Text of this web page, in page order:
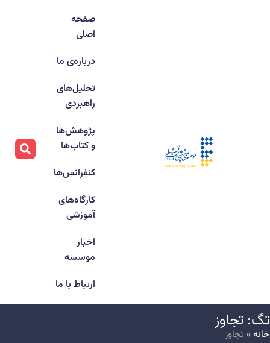
صفحه
اصلی
درباره‌ی ما
تحلیل‌های
راهبردی
پژوهش‌ها
و کتاب‌ها
کنفرانس‌ها
کارگاه‌های
آموزشی
اخبار
موسسه
ارتباط با ما
تجاوز
» تجاوز